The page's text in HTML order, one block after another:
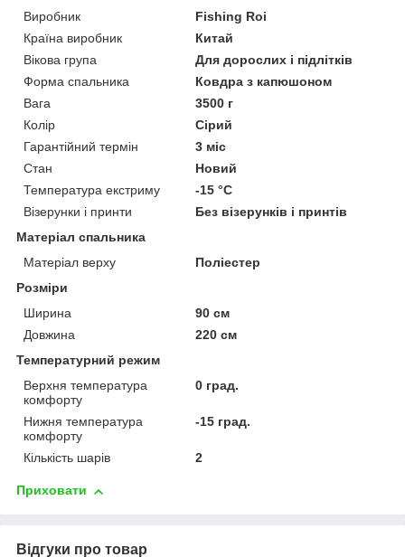
Виробник
Fishing Roi
Країна виробник
Китай
Вікова група
Для дорослих і підлітків
Форма спальника
Ковдра з капюшоном
Вага
3500 г
Колір
Сірий
Гарантійний термін
3 міс
Стан
Новий
Температура екстриму
-15 °С
Візерунки і принти
Без візерунків і принтів
Матеріал спальника
Матеріал верху
Поліестер
Розміри
Ширина
90 см
Довжина
220 см
Температурний режим
Верхня температура
комфорту
0 град.
Нижня температура
комфорту
-15 град.
Кількість шарів 2
Приховати
Відгуки про товар